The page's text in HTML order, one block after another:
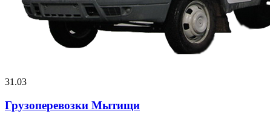
31.03
Грузоперевозки Мытищи